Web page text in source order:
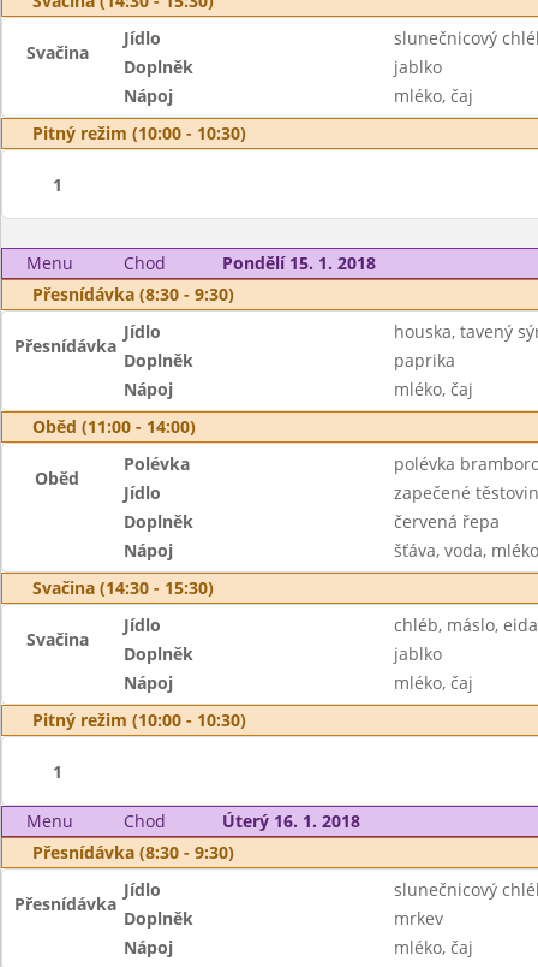
Svačina
Jídlo
slunečnicový
Doplněk
jablko
Nápoj
mléko, čaj
Pitný režim (10:00 - 10:30)
1
Menu Chod
Pondělí 15. 1. 2018
Přesnídávka (8:30 - 9:30)
Přesnídávka
Jídlo
houska, tavený
Doplněk
paprika
Nápoj
mléko, čaj
Oběd (11:00 - 14:00)
Oběd
Polévka
polévka
Jídlo
zapečené
Doplněk
červená řepa
Nápoj
šťáva, voda, mléko
Svačina (14:30 - 15:30)
Svačina
Jídlo
chléb, máslo,
Doplněk
jablko
Nápoj
mléko, čaj
Pitný režim (10:00 - 10:30)
1
Menu Chod
Úterý 16. 1. 2018
Přesnídávka (8:30 - 9:30)
Přesnídávka
Jídlo
slunečnicový
Doplněk
mrkev
Nápoj
mléko, čaj